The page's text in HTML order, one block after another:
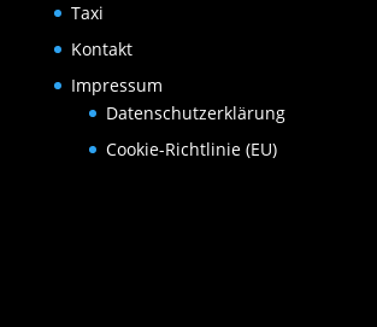
Taxi
Kontakt
Impressum
Datenschutzerklärung
Cookie-Richtlinie (EU)